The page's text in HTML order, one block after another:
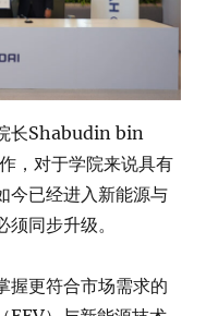
长Shabudin bin
，对于学院来说具有
今已经进入新能源与
同步升级。
握更符合市场需求的